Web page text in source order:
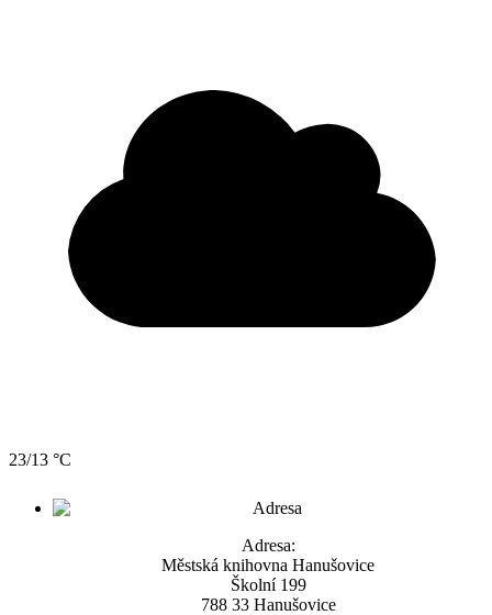
23/13 °C
Adresa:
Městská knihovna Hanušovice
Školní 199
788 33 Hanušovice